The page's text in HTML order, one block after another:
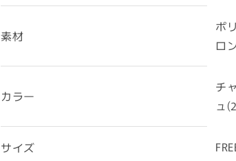
素材
ポ
ロ
カラー
チ
ュ
サイズ